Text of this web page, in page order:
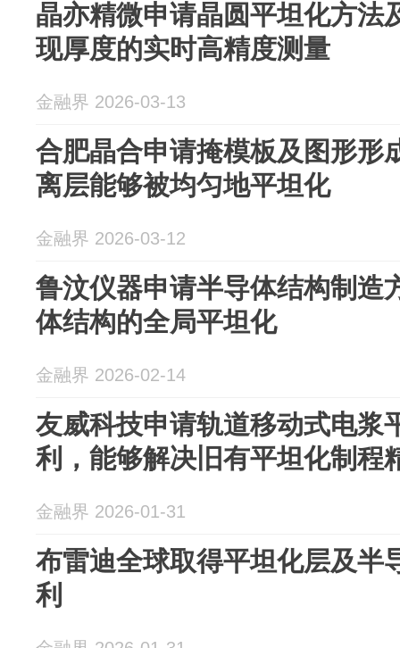
晶亦精微申请晶圆平坦化方法
现厚度的实时高精度测量
金融界 2026-03-13
合肥晶合申请掩模板及图形形
离层能够被均匀地平坦化
金融界 2026-03-12
鲁汶仪器申请半导体结构制造
体结构的全局平坦化
金融界 2026-02-14
友威科技申请轨道移动式电浆
利，能够解决旧有平坦化制程
金融界 2026-01-31
布雷迪全球取得平坦化层及半
利